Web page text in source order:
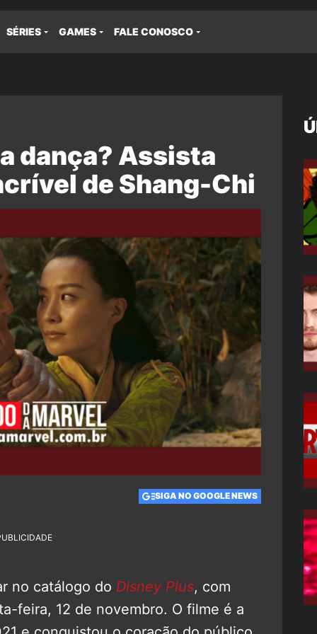
SÉRIES GAMES FALE CONOSCO
dança? Assista
de Shang-Chi
SIGA NO GOOGLE NEWS
no catálogo do Disney Plus, com
feira, 12 de novembro. O filme é a